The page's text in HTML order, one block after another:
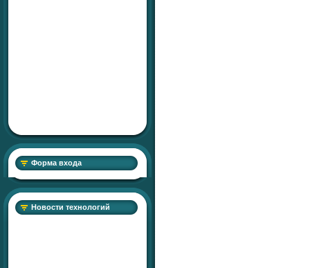
Форма входа
Новости технологий